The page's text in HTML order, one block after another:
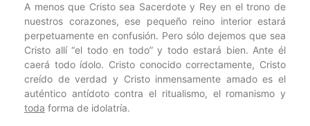
A menos que Cristo sea Sacerdote y Rey en el trono de
nuestros corazones, ese pequeño reino interior estará
perpetuamente en confusión. Pero sólo dejemos que sea
Cristo allí “el todo en todo” y todo estará bien. Ante él
caerá todo ídolo. Cristo conocido correctamente, Cristo
creído de verdad y Cristo inmensamente amado es el
auténtico antídoto contra el ritualismo, el romanismo y
toda forma de idolatría.